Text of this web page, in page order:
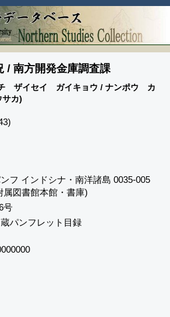
/ 南方開発金庫調査課
ザイセイ ガイキョウ / ナンポウ カ
カ)
フ インドシナ・南洋諸島 0035-005
属図書館本館・書庫)
号
パンフレット目録